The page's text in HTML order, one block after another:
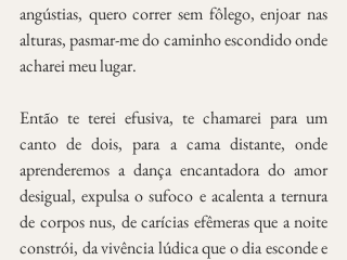
angústias, quero correr sem fôlego, enjoar nas
alturas, pasmar-me do caminho escondido onde
acharei meu lugar.
Então te terei efusiva, te chamarei para um
canto de dois, para a cama distante, onde
aprenderemos a dança encantadora do amor
desigual, expulsa o sufoco e acalenta a ternura
de corpos nus, de carícias efêmeras que a noite
constrói, da vivência lúdica que o dia esconde e